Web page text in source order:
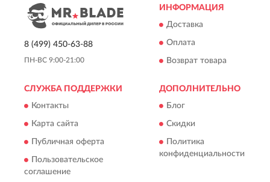
8 (499) 450-63-88
ПН-ВС 9:00-21:00
ИНФОРМАЦИЯ
Доставка
Оплата
Возврат товара
СЛУЖБА ПОДДЕРЖКИ
Контакты
Карта сайта
Публичная оферта
Пользовательское
соглашение
ДОПОЛНИТЕЛЬНО
Блог
Скидки
Политика
конфиденциальности